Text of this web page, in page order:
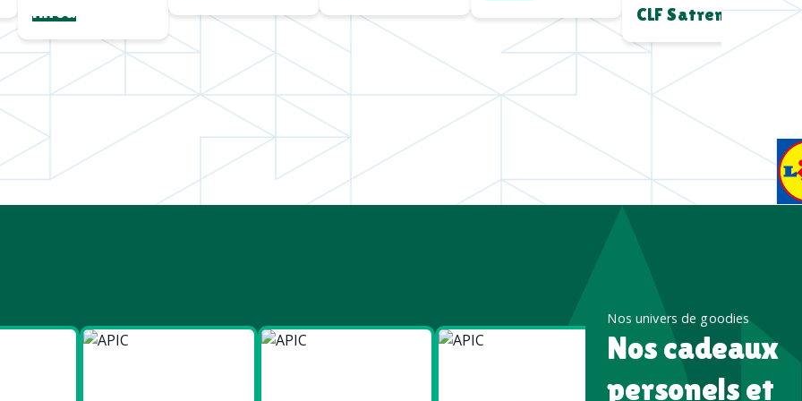
Hiroa
CLF Satrem
Goodies
High tech
Nos univers de goodies
Nos cadeaux
personels et